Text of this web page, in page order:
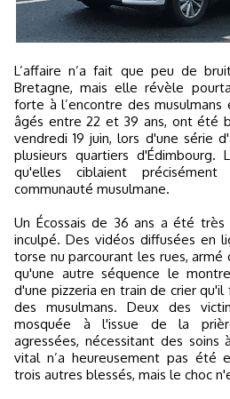
L’affaire n’a fait que peu de bruit au-delà de la Grande-
Bretagne, mais elle révèle
forte à l’encontre des musulmans
âgés entre 22 et 39 ans, ont été
vendredi 19 juin, lors d'une série
plusieurs quartiers d'Édimbourg.
qu'elles ciblaient
communauté musulmane.
Un Écossais de 36 ans a été
inculpé. Des vidéos diffusées en
torse nu parcourant les rues, armé
qu'une autre séquence le
d'une pizzeria en train de crier qu'il
des musulmans. Deux des
mosquée à l'issue de la
agressées, nécessitant des soins
vital n’a heureusement pas été
trois autres blessés, mais le choc